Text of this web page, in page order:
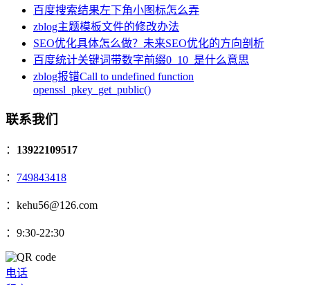
百度搜索结果左下角小图标怎么弄
zblog主题模板文件的修改办法
SEO优化具体怎么做？未来SEO优化的方向剖析
百度统计关键词带数字前缀0_10_是什么意思
zblog报错Call to undefined function
openssl_pkey_get_public()
联系我们
： 13922109517
： 749843418
：kehu56@126.com
：9:30-22:30
电话